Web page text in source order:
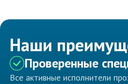
Наши
Проверенные
Все активные исполнители